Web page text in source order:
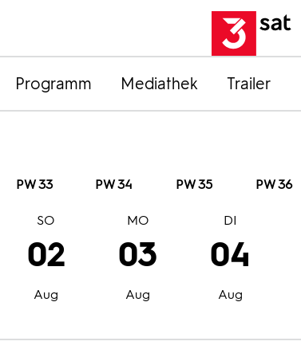
Programm Mediathek Trailer
PW 33 PW 34 PW 35 PW 36
02
Aug
SO
03
Aug
MO
04
Aug
DI